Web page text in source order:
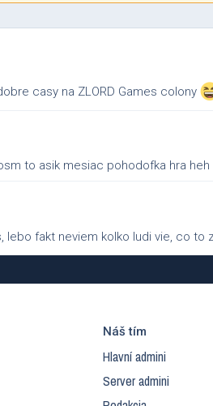
casy na ZLORD Games colony
to asik mesiac pohodofka hra heh
lebo fakt neviem kolko ludi vie, co to
Náš tím
Hlavní admini
Server admini